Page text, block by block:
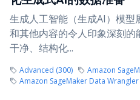
生成人工智能（生成AI）模
和其他内容的令人印象深刻
干净、结构化...
Advanced (300)
Amazon
Amazon SageMaker Data Wrangler